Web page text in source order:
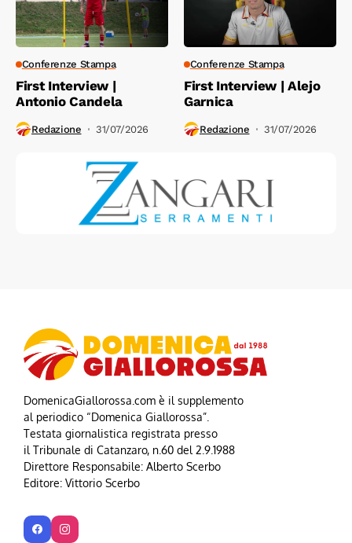
Conferenze Stampa
First Interview |
Antonio Candela
Redazione 31/07/2026
Conferenze Stampa
First Interview | Alejo
Garnica
Redazione 31/07/2026
DomenicaGiallorossa.com è il supplemento
al periodico “Domenica Giallorossa”.
Testata giornalistica registrata presso
il Tribunale di Catanzaro, n.60 del 2.9.1988
Direttore Responsabile: Alberto Scerbo
Editore: Vittorio Scerbo